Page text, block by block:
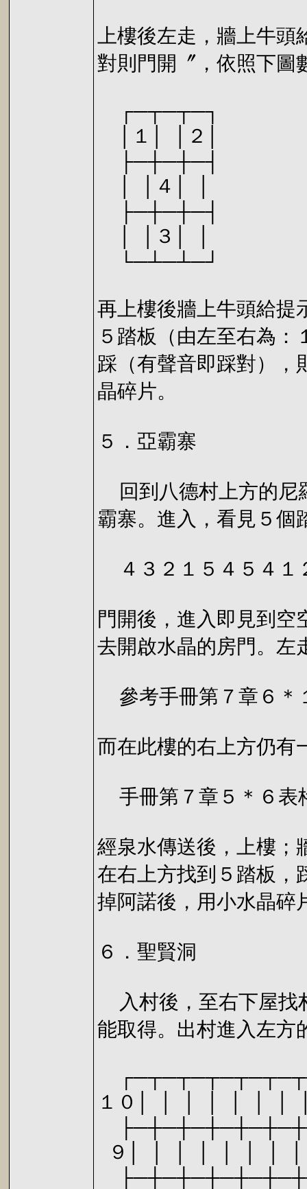
上樓後左走，牆上牛
對則門開〞，依照下圖
┌─┬─┬─┐
│１│ │２│
├─┼─┼─┤
│ │４│ │
├─┼─┼─┤
│ │３│ │
└─┴─┴─┘
再上樓後牆上牛頭給提
５踏板（由左至右為
踩（有聲音即踩對），
晶碎片。
５．亞霸寨
回到八德村上方的尼
霸寨。進入，看見５個
４３２１５４５４１
門開後，進入即見到空
去開啟水晶的房門。左
參考手冊第７章６＊
而在此樓的右上方仍有
手冊第７章５＊６表
經泉水傳送後，上樓；
在右上方找到５踏板，
掉阿諾後，用小水晶碎
６．聖賢洞
入村後，至右下屋找
能取得。出村進入左方
１０│ │ │ │ │ │
９│ │ │ │ │ │ │ │